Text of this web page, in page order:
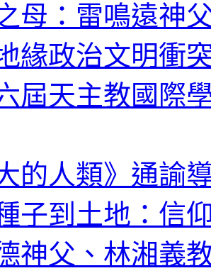
母：雷鳴遠神
地緣政治文明衝
屆天主教國際
的人類》通諭
種子到土地：信
神父、林湘義